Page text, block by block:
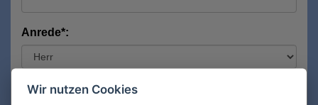
Anrede*:
Vorname*:
Wir nutzen Cookies